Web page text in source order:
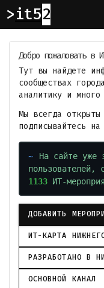
it52
Добро пожаловать в
Тут вы найдете
сообществах
аналитику и много
Мы всегда открыты
подписывайтесь
На сайте уже
пользователей,
1133 ИТ-
ДОБАВИТЬ
ИТ-КАРТА
РАЗРАБОТАНО В
ОСНОВНОЙ КАНАЛ